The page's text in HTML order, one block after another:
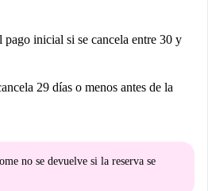
pago inicial si se cancela entre 30 y
29 días o menos antes de la
no se devuelve si la reserva se